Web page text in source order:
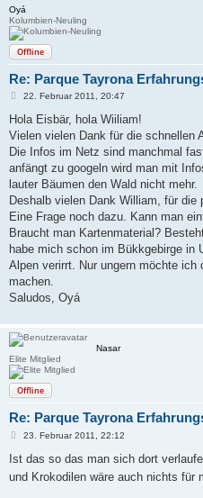
Oyá
Kolumbien-Neuling
Offline
Re: Parque Tayrona
B
i
r
a
22. Februar 2011, 20:47
Hola Eisbär, hola Wiiliam!
Vielen vielen Dank für die schnellen
Die Infos im Netz sind manchmal
anfängt zu googeln wird man mit
lauter Bäumen den Wald nicht mehr.
Deshalb vielen Dank William, für
Eine Frage noch dazu. Kann man
Braucht man Kartenmaterial?
habe mich schon im Bükkgebirge in
Alpen verirrt. Nur ungern möchte
machen.
Saludos, Oyá
Nasar
Elite Mitglied
Offline
Re: Parque Tayrona
B
i
r
23. Februar 2011, 22:12
Ist das so das man sich dort
und Krokodilen wäre auch nichts für